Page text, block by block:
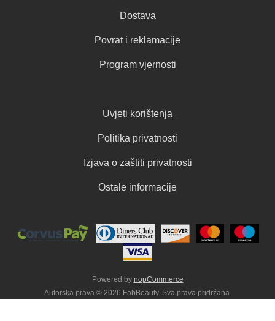
Dostava
Povrat i reklamacije
Program vjernosti
Uvjeti korištenja
Politika privatnosti
Izjava o zaštiti privatnosti
Ostale informacije
Powered by nopCommerce
Autorska prava © 2026 FabBeauty. Sva prava pridržana.